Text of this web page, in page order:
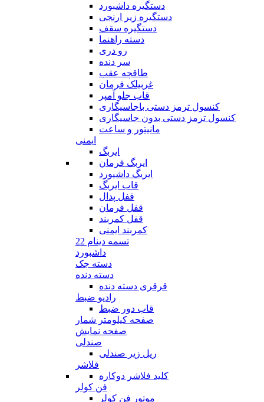
دستگیره داشبورد
دستگیره زیر ارنجی
دستگیره سقف
دسته راهنما
رو دری
سر دنده
طاقچه عقب
غربیلک فرمان
قاب جلو آمپر
کنسول ترمز دستی باجاسیگاری
کنسول ترمز دستی بدون جاسیگاری
مانیتور و ساعت
ایمنی
ایربگ
ایربگ فرمان
ایریگ داشیورد
قاب ایربگ
قفل پدال
قفل فرمان
قفل کمربند
کمربند ایمنی
تسمه دینام 22
داشبورد
دسته جک
دسته دنده
قرقری دسته دنده
رادیو ضبط
قاب دور ضبط
صفحه کیلومتر شمار
صفحه نمایش
صندلی
ریل زیر صندلی
فلاشر
کلید فلاشر دوکاره
فن کولر
موتور فن کولر